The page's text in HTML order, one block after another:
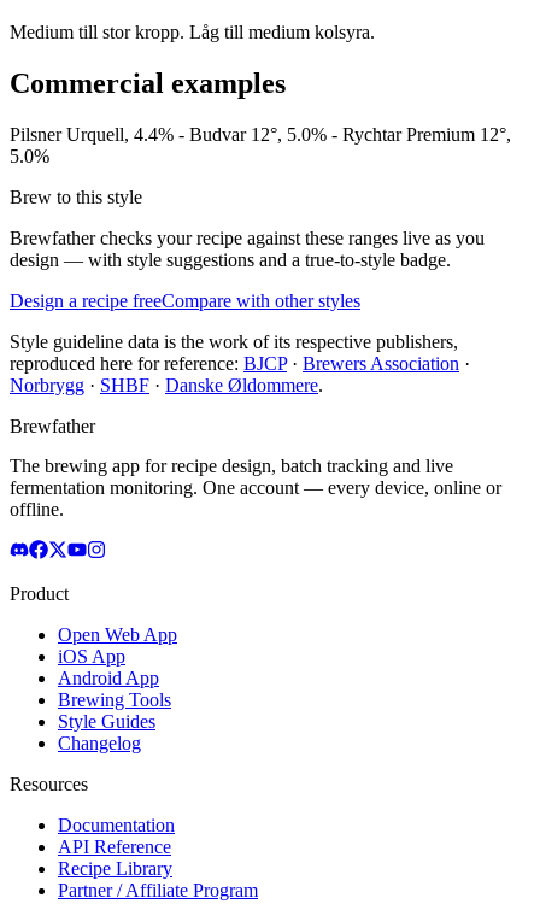
Medium till stor kropp. Låg till medium kolsyra.
Commercial examples
Pilsner Urquell, 4.4% - Budvar 12°, 5.0% - Rychtar Premium 12°,
5.0%
Brew to this style
Brewfather checks your recipe against these ranges live as you
design — with style suggestions and a true-to-style badge.
Design a recipe freeCompare with other styles
Style guideline data is the work of its respective publishers,
reproduced here for reference: BJCP· Brewers Association ·
Norbrygg · SHBF · Danske Øldommere.
Brewfather
The brewing app for recipe design, batch tracking and live
fermentation monitoring. One account — every device, online or
offline.
Product
Open Web App
iOS App
Android App
Brewing Tools
Style Guides
Changelog
Resources
Documentation
API Reference
Recipe Library
Partner / Affiliate Program